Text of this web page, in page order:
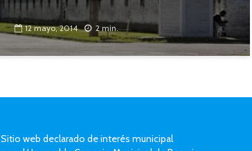
12 mayo, 2014 2 min.
Sitio web declarado de interés municipal